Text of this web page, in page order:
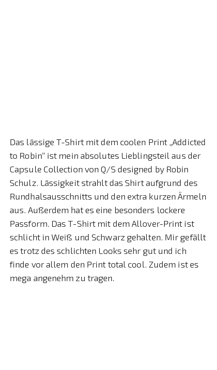
Das lässige T-Shirt mit dem coolen Print „Addicted
to Robin“ ist mein absolutes Lieblingsteil aus der
Capsule Collection von Q/S designed by Robin
Schulz. Lässigkeit strahlt das Shirt aufgrund des
Rundhalsausschnitts und den extra kurzen Ärmeln
aus. Außerdem hat es eine besonders lockere
Passform. Das T-Shirt mit dem Allover-Print ist
schlicht in Weiß und Schwarz gehalten. Mir gefällt
es trotz des schlichten Looks sehr gut und ich
finde vor allem den Print total cool. Zudem ist es
mega angenehm zu tragen.